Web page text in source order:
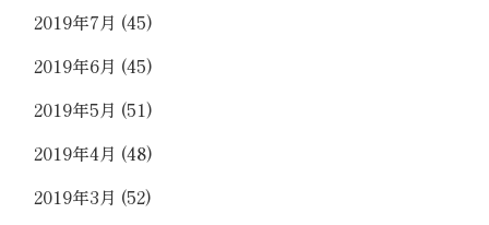
2019年7月 (45)
2019年6月 (45)
2019年5月 (51)
2019年4月 (48)
2019年3月 (52)